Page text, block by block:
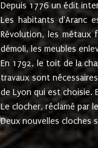
Depuis 1776 un édit
Les habitants d'Aranc
Révolution, les
démoli, les meubles
En 1792, le toit de la
travaux sont
de Lyon qui est choisie.
Le clocher, réclamé par
Deux nouvelles cloches